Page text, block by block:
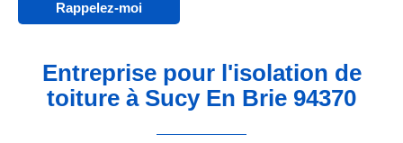
Entreprise pour l'isolation de
toiture à Sucy En Brie 94370